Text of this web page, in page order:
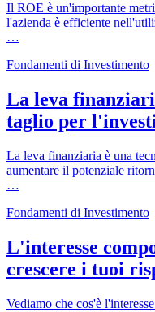
Il ROE è un'importante
l'azienda è efficiente
…
Fondamenti di Investimento
La leva
taglio per
La leva finanziaria è una
aumentare il potenziale
…
Fondamenti di Investimento
L'interesse
crescere i tuoi
Vediamo che cos'è